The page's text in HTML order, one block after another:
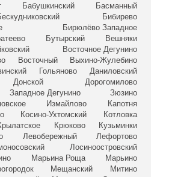
Бабушкинский
Басманный
Бибирево
Бирюлёво Западное
Бутырский
Вешняки
Восточное Дегунино
Восточный
Выхино-Жулебино
Гольяново
Даниловский
Донской
Дорогомилово
Западное Дегунино
Зюзино
Измайлово
Капотня
Косино-Ухтомский
Котловка
Крюково
Кузьминки
Левобережный
Лефортово
Лосиноостровский
Марьина Роща
Марьино
Мещанский
Митино